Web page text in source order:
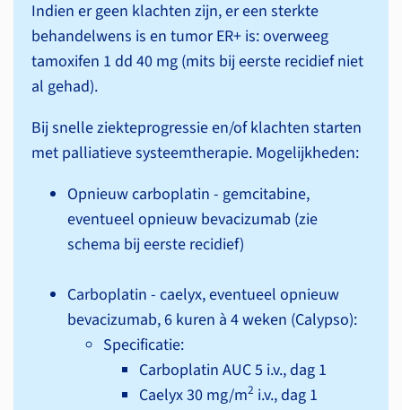
Indien er geen klachten zijn, er een sterkte
behandelwens is en tumor ER+ is: overweeg
tamoxifen 1 dd 40 mg (mits bij eerste recidief niet
al gehad).
Bij snelle ziekteprogressie en/of klachten starten
met palliatieve systeem­therapie. Mogelijkheden:
Opnieuw carboplatin - gemcitabine,
eventueel opnieuw bevacizumab (zie
schema bij eerste recidief)
Carboplatin - caelyx, eventueel opnieuw
bevacizumab, 6 kuren à 4 weken (Calypso):
Specificatie:
Carboplatin AUC 5 i.v., dag 1
Caelyx 30 mg/m2 i.v., dag 1